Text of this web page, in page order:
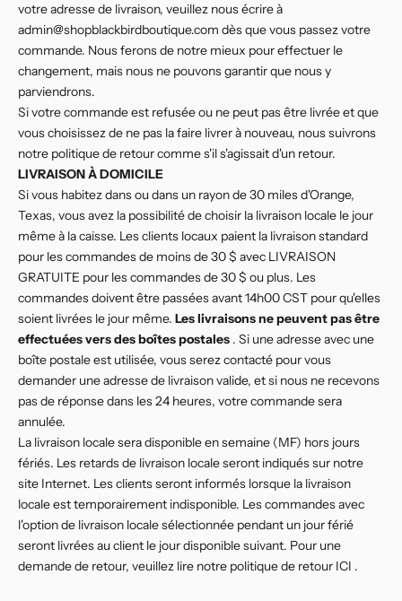
votre adresse de livraison, veuillez nous écrire à
admin@shopblackbirdboutique.com dès que vous passez votre
commande. Nous ferons de notre mieux pour effectuer le
changement, mais nous ne pouvons garantir que nous y
parviendrons.
Si votre commande est refusée ou ne peut pas être livrée et que
vous choisissez de ne pas la faire livrer à nouveau, nous suivrons
notre politique de retour comme s'il s'agissait d'un retour.
LIVRAISON À DOMICILE
Si vous habitez dans ou dans un rayon de 30 miles d'Orange,
Texas, vous avez la possibilité de choisir la livraison locale le jour
même à la caisse. Les clients locaux paient la livraison standard
pour les commandes de moins de 30 $ avec LIVRAISON
GRATUITE pour les commandes de 30 $ ou plus. Les
commandes doivent être passées avant 14h00 CST pour qu'elles
soient livrées le jour même. Les livraisons ne peuvent pas être
effectuées vers des boîtes postales . Si une adresse avec une
boîte postale est utilisée, vous serez contacté pour vous
demander une adresse de livraison valide, et si nous ne recevons
pas de réponse dans les 24 heures, votre commande sera
annulée.
La livraison locale sera disponible en semaine (MF) hors jours
fériés. Les retards de livraison locale seront indiqués sur notre
site Internet. Les clients seront informés lorsque la livraison
locale est temporairement indisponible. Les commandes avec
l'option de livraison locale sélectionnée pendant un jour férié
seront livrées au client le jour disponible suivant. Pour une
demande de retour, veuillez lire notre politique de retour ICI .